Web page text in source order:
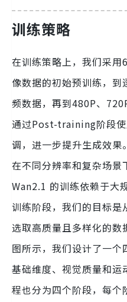
训练策略
在训练策略上，我们采
像数据的初始预训练，
频数据，再到480P、
通过Post-training阶段
调，进一步提升生成效
在不同分辨率和复杂场景
Wan2.1 的训练依赖于大
训练阶段，我们的目标是
选取高质量且多样化的数
图所示，我们设计了一
基础维度、视觉质量和
程也分为四个阶段，每